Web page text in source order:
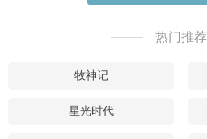
热门推荐
牧神记
星光时代